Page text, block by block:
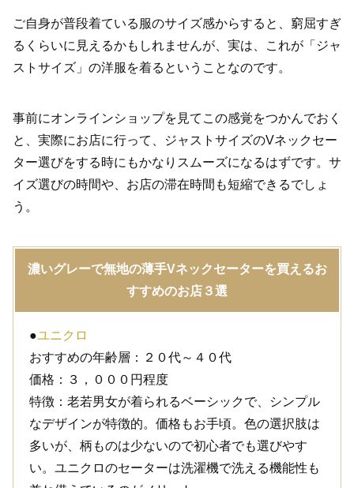
ご自身が普段着ている服のサイズ感からすると、窮屈すぎ
るくらいに見えるかもしれませんが、実は、これが「ジャ
ストサイズ」の洋服を着るということなのです。
事前にオンラインショップを見てこの感覚をつかんでおく
と、実際にお店に行って、ジャストサイズのVネックセー
ター選びをする時にもかなりスムーズになるはずです。サ
イズ選びの時間や、お店の滞在時間も短縮できるでしょ
う。
濃いグレーで無地の薄手Vネックセーターを買えるお
すすめのお店３選
●ユニクロ
おすすめの年齢層：２０代～４０代
価格：３，０００円程度
特徴：老若男女が着られるベーシックで、シンプル
なデザインが特徴的。価格もお手頃。色の選択肢は
多いが、柄ものは少ないので初心者でも選びやす
い。ユニクロのセーターは洗濯機で洗える機能性も